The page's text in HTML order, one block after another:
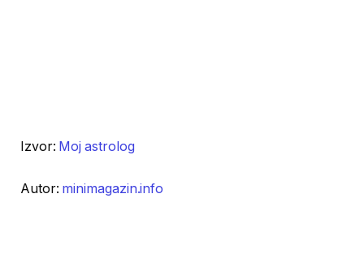
Izvor: Moj astrolog
Autor: minimagazin.info